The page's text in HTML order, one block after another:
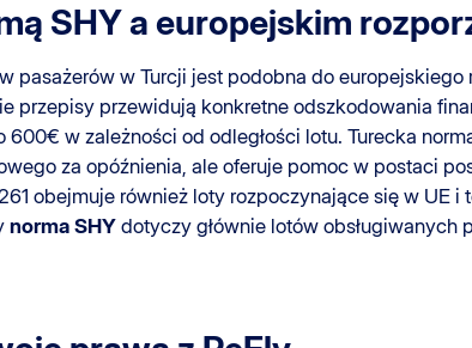
SHYa europejskim
pasażerów w Turcji jest podobna do europejskiego
przepisy przewidują konkretne odszkodowania
w zależności od odległości lotu. Turecka
za opóźnienia, ale oferuje pomoc w postaci
obejmuje również loty rozpoczynające się w UE i
norma SHY dotyczy głównie lotów obsługiwanych